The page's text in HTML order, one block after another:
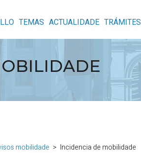
TEMAS ACTUALIDADE TRÁMITES
mobilidade Incidencia de mobilidade